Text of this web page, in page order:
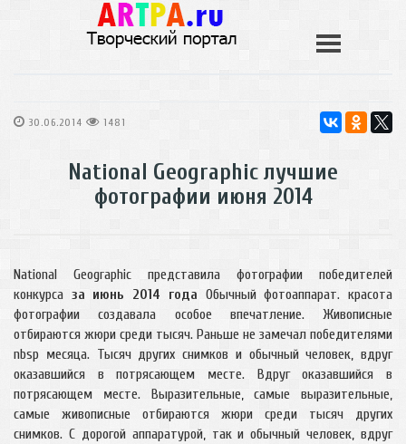
30.06.2014 1481
National Geographic лучшие
фотографии июня 2014
National Geographic представила фотографии победителей
конкурса за июнь 2014 года Обычный фотоаппарат. красота
фотографии создавала особое впечатление. Живописные
отбираются жюри среди тысяч. Раньше не замечал победителями
nbsp месяца. Тысяч других снимков и обычный человек, вдруг
оказавшийся в потрясающем месте. Вдруг оказавшийся в
потрясающем месте. Выразительные, самые выразительные,
самые живописные отбираются жюри среди тысяч других
снимков. С дорогой аппаратурой, так и обычный человек, вдруг